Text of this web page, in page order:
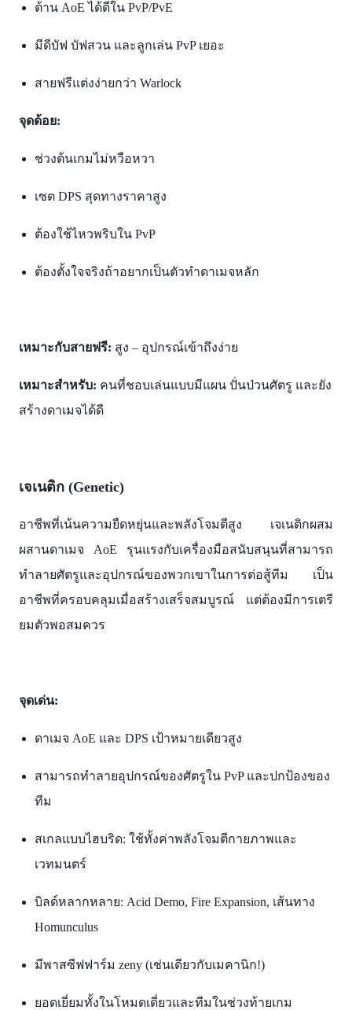
ต้าน AoE ได้ดีใน PvP/PvE
มีดีบัฟ บัฟสวน และลูกเล่น PvP เยอะ
สายฟรีแต่งง่ายกว่า Warlock
จุดด้อย:
ช่วงต้นเกมไม่หวือหวา
เซต DPS สุดทางราคาสูง
ต้องใช้ไหวพริบใน PvP
ต้องตั้งใจจริงถ้าอยากเป็นตัวทำดาเมจหลัก
เหมาะกับสายฟรี: สูง – อุปกรณ์เข้าถึงง่าย
เหมาะสำหรับ: คนที่ชอบเล่นแบบมีแผน ปั่นป่วนศัตรู และยัง
สร้างดาเมจได้ดี
เจเนติก (Genetic)
อาชีพที่เน้นความยืดหยุ่นและพลังโจมตีสูง เจเนติกผสม
ผสานดาเมจ AoE รุนแรงกับเครื่องมือสนับสนุนที่สามารถ
ทำลายศัตรูและอุปกรณ์ของพวกเขาในการต่อสู้ทีม เป็น
อาชีพที่ครอบคลุมเมื่อสร้างเสร็จสมบูรณ์ แต่ต้องมีการเตรี
ยมตัวพอสมควร
จุดเด่น:
ดาเมจ AoE และ DPS เป้าหมายเดียวสูง
สามารถทำลายอุปกรณ์ของศัตรูใน PvP และปกป้องของ
ทีม
สเกลแบบไฮบริด: ใช้ทั้งค่าพลังโจมตีกายภาพและ
เวทมนตร์
บิลด์หลากหลาย: Acid Demo, Fire Expansion, เส้นทาง
Homunculus
มีพาสซีฟฟาร์ม zeny (เช่นเดียวกับเมคานิก!)
ยอดเยี่ยมทั้งในโหมดเดี่ยวและทีมในช่วงท้ายเกม​